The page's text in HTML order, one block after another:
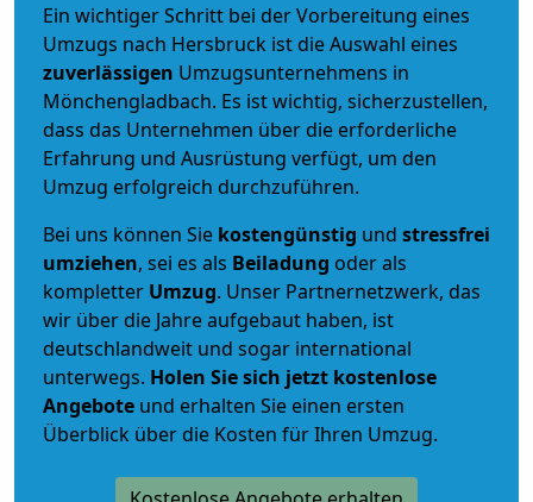
Ein wichtiger Schritt bei der Vorbereitung eines
Umzugs nach Hersbruck ist die Auswahl eines
zuverlässigen Umzugsunternehmens in
Mönchengladbach. Es ist wichtig, sicherzustellen,
dass das Unternehmen über die erforderliche
Erfahrung und Ausrüstung verfügt, um den
Umzug erfolgreich durchzuführen.
Bei uns können Sie kostengünstig und stressfrei
umziehen, sei es als Beiladung oder als
kompletter Umzug. Unser Partnernetzwerk, das
wir über die Jahre aufgebaut haben, ist
deutschlandweit und sogar international
unterwegs. Holen Sie sich jetzt kostenlose
Angebote und erhalten Sie einen ersten
Überblick über die Kosten für Ihren Umzug.